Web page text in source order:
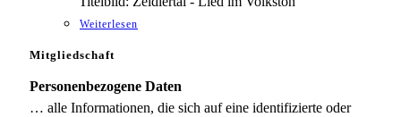
Weiterlesen
Mitgliedschaft
Personenbezogene Daten
… alle Informationen, die sich auf eine identifizierte oder